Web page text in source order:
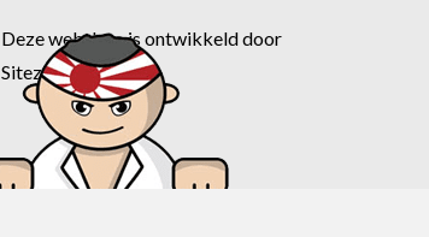
Deze webshop is ontwikkeld door
Sitezilla.